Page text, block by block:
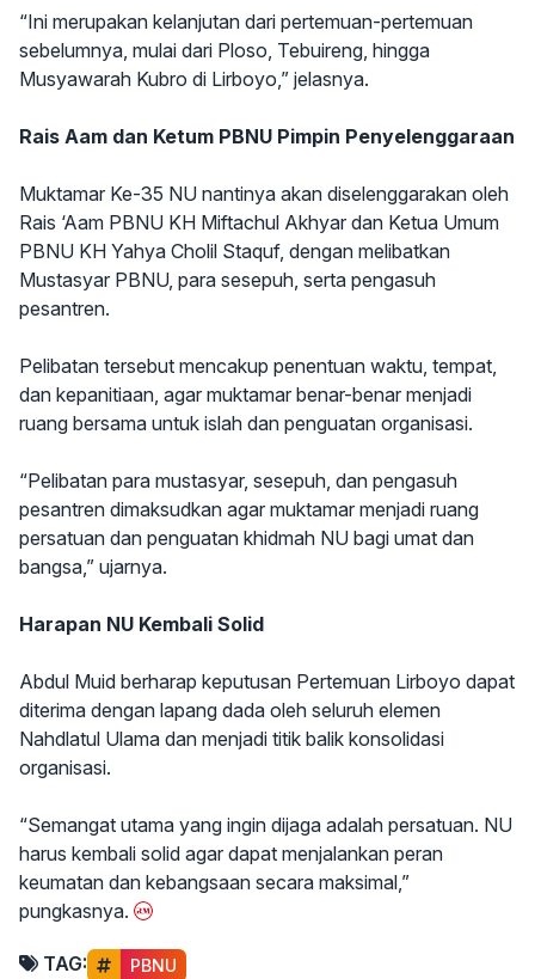
“Ini merupakan kelanjutan dari pertemuan-pertemuan
sebelumnya, mulai dari Ploso, Tebuireng, hingga
Musyawarah Kubro di Lirboyo,” jelasnya.
Rais Aam dan Ketum PBNU Pimpin Penyelenggaraan
Muktamar Ke-35 NU nantinya akan diselenggarakan oleh
Rais ‘Aam PBNU KH Miftachul Akhyar dan Ketua Umum
PBNU KH Yahya Cholil Staquf, dengan melibatkan
Mustasyar PBNU, para sesepuh, serta pengasuh
pesantren.
Pelibatan tersebut mencakup penentuan waktu, tempat,
dan kepanitiaan, agar muktamar benar-benar menjadi
ruang bersama untuk islah dan penguatan organisasi.
“Pelibatan para mustasyar, sesepuh, dan pengasuh
pesantren dimaksudkan agar muktamar menjadi ruang
persatuan dan penguatan khidmah NU bagi umat dan
bangsa,” ujarnya.
Harapan NU Kembali Solid
Abdul Muid berharap keputusan Pertemuan Lirboyo dapat
diterima dengan lapang dada oleh seluruh elemen
Nahdlatul Ulama dan menjadi titik balik konsolidasi
organisasi.
“Semangat utama yang ingin dijaga adalah persatuan. NU
harus kembali solid agar dapat menjalankan peran
keumatan dan kebangsaan secara maksimal,”
pungkasnya.
TAG: PBNU